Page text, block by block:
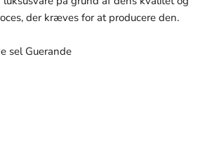
der kræves for at producere den.
sel Guerande